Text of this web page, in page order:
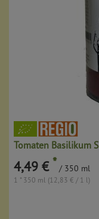
Tomaten Basilikum
4,49 € * / 350 ml
1 * 350 ml (12,83 € / 1 l)